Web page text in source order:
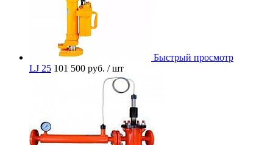
Быстрый просмотр
LJ 25 101 500 руб. / шт